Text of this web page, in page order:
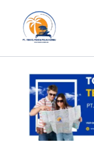
content